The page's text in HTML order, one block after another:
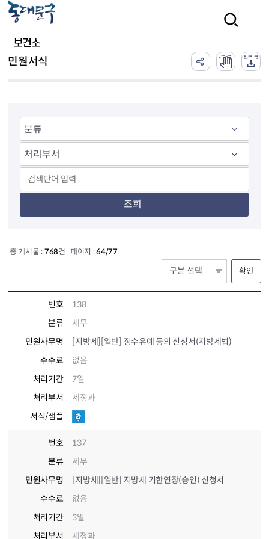
보건소
민원서식
조회
총 게시물 : 768건 페이지 :64/77
확인
번호
138
분류
세무
민원사무명
[지방세][일반] 징수유예 등의 신청서(지방세법)
수수료
없음
처리기간
7일
처리부서
세정과
서식/샘플
번호
137
분류
세무
민원사무명
[지방세][일반] 지방세 기한연장(승인) 신청서
수수료
없음
처리기간
3일
처리부서
세정과